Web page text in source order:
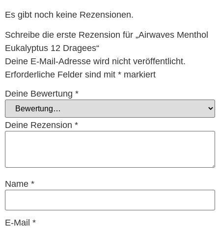
Es gibt noch keine Rezensionen.
Schreibe die erste Rezension für „Airwaves Menthol
Eukalyptus 12 Dragees“
Deine E-Mail-Adresse wird nicht veröffentlicht.
Erforderliche Felder sind mit * markiert
Deine Bewertung *
Deine Rezension *
Name *
E-Mail *